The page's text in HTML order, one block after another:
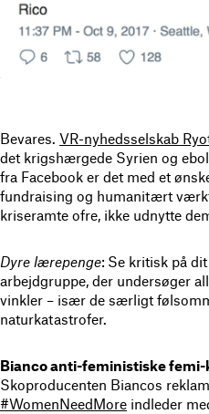
Bevares. VR-nyhedsselskab
det krigshærgede Syrien og
fra Facebook er det med et
fundraising og humanitært
kriseramte ofre, ikke udnytte
Dyre lærepenge: Se kritisk på
arbejdgruppe, der undersøger
vinkler – især de særligt
naturkatastrofer.
Bianco anti-feministiske
Skoproducenten Biancos
#WomenNeedMore indleder